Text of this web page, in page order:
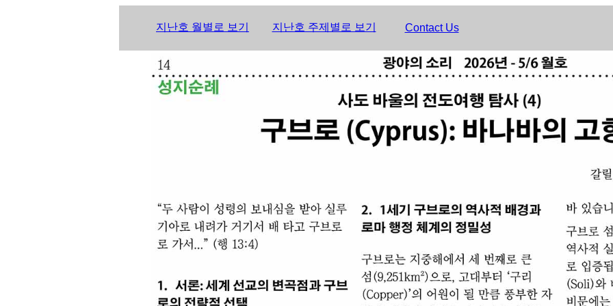
지난호 월별로 보기 지난호 주제별로 보기 Contact Us